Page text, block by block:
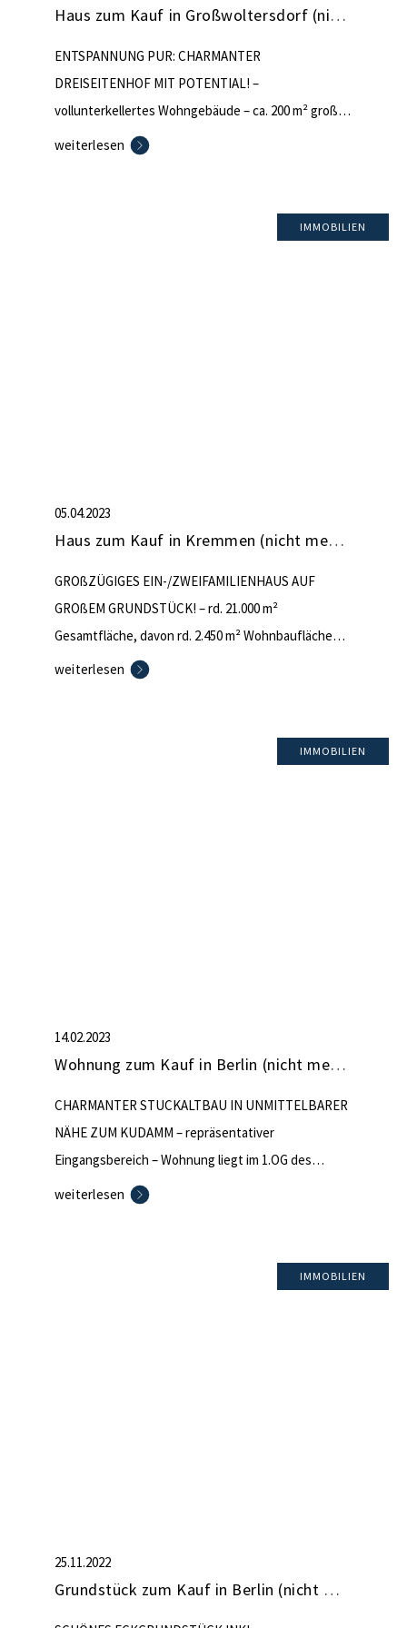
Haus zum Kauf in Großwoltersdorf (nicht mehr verfügbar)
ENTSPANNUNG PUR: CHARMANTER
DREISEITENHOF MIT POTENTIAL! –
vollunterkellertes Wohngebäude – ca. 200 m² große
Scheune – Stallungen mit ca. 190 m² Nutzfläche –
Dachgeschoss mit ca. 73 m² Ausbaureserve (über 3
weiterlesen
IMMOBILIEN
05.04.2023
Haus zum Kauf in Kremmen (nicht mehr verfügbar)
GROßZÜGIGES EIN-/ZWEIFAMILIENHAUS AUF
GROßEM GRUNDSTÜCK! – rd. 21.000 m²
Gesamtfläche, davon rd. 2.450 m² Wohnbaufläche
und 18.500 m² Obstbaumplantage (über 100 Apfel-
weiterlesen
IMMOBILIEN
14.02.2023
Wohnung zum Kauf in Berlin (nicht mehr verfügbar)
CHARMANTER STUCKALTBAU IN UNMITTELBARER
NÄHE ZUM KUDAMM – repräsentativer
Eingangsbereich – Wohnung liegt im 1.OG des
Vorderhauses – Aufzug – Kellerabteil inklusive –
weiterlesen
IMMOBILIEN
25.11.2022
Grundstück zum Kauf in Berlin (nicht mehr verfügbar)